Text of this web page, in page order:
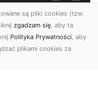
są pliki cookies (tzw.
zgadzam się, aby ta
Polityka Prywatności, aby
plikami cookies za